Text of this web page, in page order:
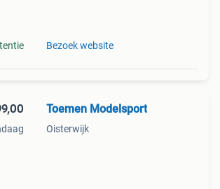
Bezoek website
Toemen Modelsport
Oisterwijk